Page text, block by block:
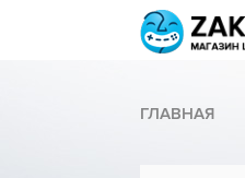
ГЛАВНАЯ